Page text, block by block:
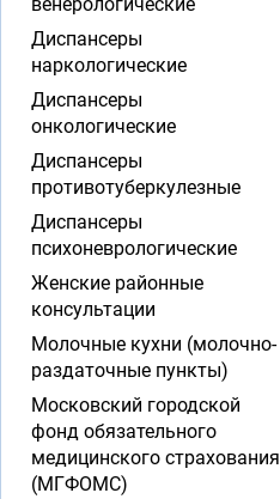
Диспансеры
наркологические
Диспансеры
онкологические
Диспансеры
противотуберкулезные
Диспансеры
психоневрологические
Женские районные
консультации
Молочные кухни (молочно-
раздаточные пункты)
Московский городской
фонд обязательного
медицинского страхования
(МГФОМС)